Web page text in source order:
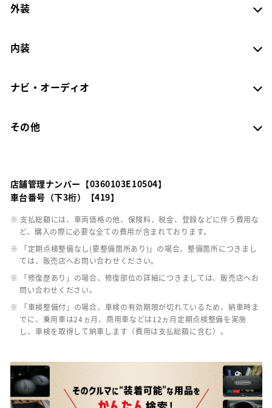
外装
内装
ナビ・オーディオ
その他
店舗管理ナンバー【0360103E10504】
車台番号（下3桁）【419】
※ 支払総額には、車両価格の他、保険料、税金、登録などに伴う費用な
ど、購入の際に必要な全ての費用が含まれております。
※ 「定期点検整備なし(要整備箇所あり)」の場合、整備箇所につきまし
ては、販売店へお問い合わせください。
※ 「修復歴あり」の場合、修復部位の詳細につきましては、販売店へお
問い合わせください。
※ 「車検整備付」の場合、車検の有効期限が切れているため、納車時ま
でに、乗用車は24ヵ月、商用車などは12ヵ月定期点検整備を実施
し、車検を取得して納車します（費用は支払総額に含む）。